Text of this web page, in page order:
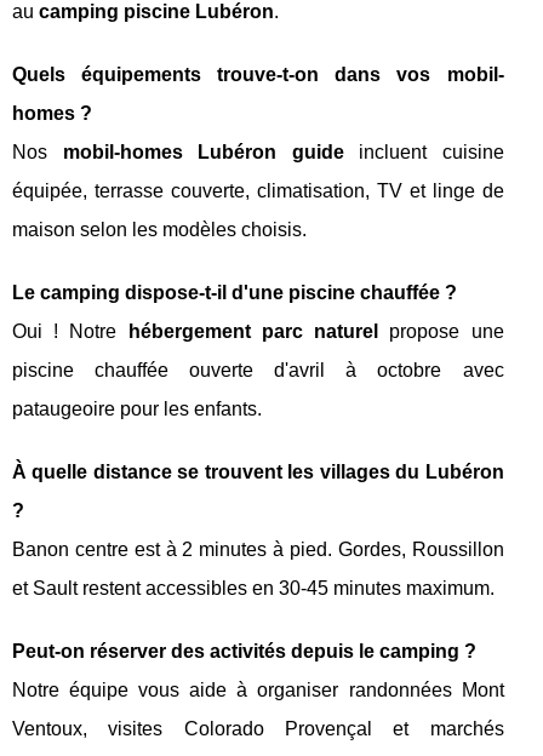
au camping piscine Lubéron.
Quels équipements trouve-t-on dans vos mobil-
homes ?
Nos mobil-homes Lubéron guideincluent cuisine
équipée, terrasse couverte, climatisation, TV et linge de
maison selon les modèles choisis.
Le camping dispose-t-il d'une piscine chauffée ?
Oui ! Notre
hébergement parc naturel
propose une
piscine chauffée ouverte d'avril à octobre avec
pataugeoire pour les enfants.
À quelle distance se trouvent les villages du Lubéron
?
Banon centre est à 2 minutes à pied. Gordes, Roussillon
et Sault restent accessibles en 30-45 minutes maximum.
Peut-on réserver des activités depuis le camping ?
Notre équipe vous aide à organiser randonnées Mont
Ventoux, visites Colorado Provençal et marchés